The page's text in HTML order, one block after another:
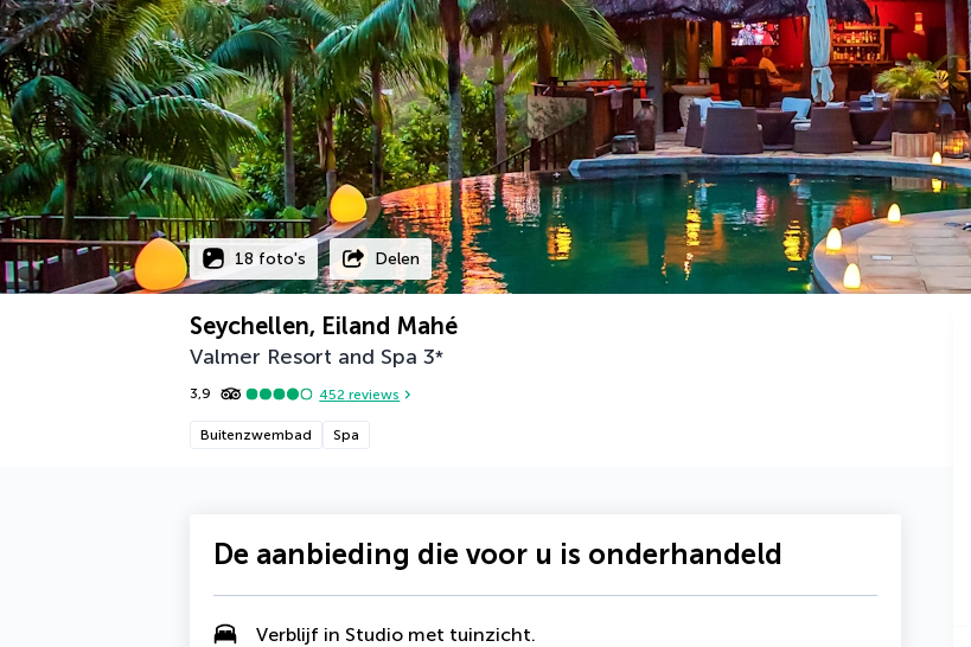
18 foto's Delen
Seychellen, Eiland Mahé
Valmer Resort and Spa 3*
3,9 452 reviews
Buitenzwembad Spa
De aanbieding die voor u is onderhandeld
Verblijf in Studio met tuinzicht.